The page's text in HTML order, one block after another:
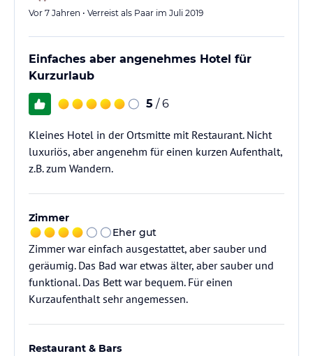
Vor 7 Jahren • Verreist als Paar im Juli 2019
Einfaches aber angenehmes Hotel für
Kurzurlaub
5 / 6
Kleines Hotel in der Ortsmitte mit Restaurant. Nicht
luxuriös, aber angenehm für einen kurzen Aufenthalt,
z.B. zum Wandern.
Zimmer
Eher gut
Zimmer war einfach ausgestattet, aber sauber und
geräumig. Das Bad war etwas älter, aber sauber und
funktional. Das Bett war bequem. Für einen
Restaurant & Bars